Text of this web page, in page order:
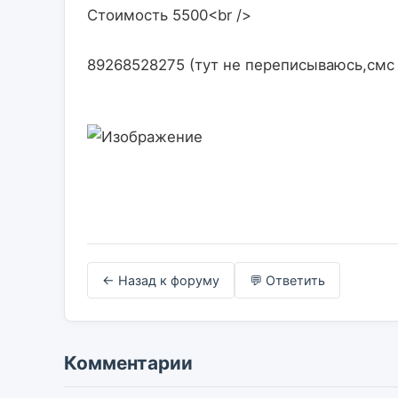
Стоимость 5500<br />
89268528275 (тут не
← Назад к форуму 💬 Ответить
Комментарии